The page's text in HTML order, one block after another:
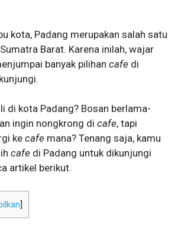
kota, Padang merupakan salah satu
Barat. Karena inilah, wajar
banyak pilihan cafe di
di kota Padang? Bosan berlama-
ingin nongkrong di cafe, tapi
ke cafe mana? Tenang saja, kamu
cafe di Padang untuk dikunjungi
artikel berikut.